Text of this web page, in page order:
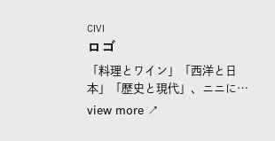
CIVI
ロゴ
「料理とワイン」「西洋と日
本」「歴史と現代」、ニニに関
係するふたつのモノ・コトを、
view more ↗︎